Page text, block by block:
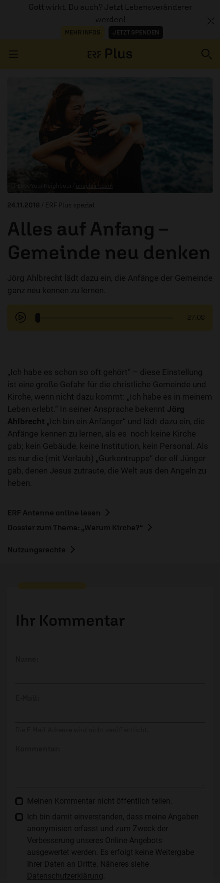
Gott wirkt. Du auch? Jetzt Lebensveränderer
werden!
MEHR INFOS JETZT SPENDEN
24.11.2018 / ERF Plus spezial
Alles auf Anfang –
Gemeinde neu denken
Jörg Ahlbrecht lädt dazu ein, die Anfänge der Gemeinde
ganz neu kennen zu lernen.
27:08
„Ich habe es schon so oft gehört“ – diese Einstellung
ist eine große Gefahr für die christliche Gemeinde und
Kirche, wenn nicht dazu kommt: „Ich habe es in meinem
Leben erlebt.“ In seiner Ansprache bekennt Jörg
Ahlbrecht „Ich bin ein Anfänger“ und lädt dazu ein, die
Anfänge kennen zu lernen, als es noch keine Kirche
gab; kein Gebäude, keine Institution, kein Personal. Als
es nur die (mit Verlaub) „Gurkentruppe“ der elf Jünger
gab, denen Jesus zutraute, die Welt aus den Angeln zu
heben.
ERF Antenne online lesen
Dossier zum Thema: „Warum Kirche?“
Nutzungsrechte
Ihr Kommentar
Meinen Kommentar nicht öffentlich teilen.
Ich bin damit einverstanden, dass meine Angaben
anonymisiert erfasst und zum Zweck der
Verbesserung unseres Online-Angebots
ausgewertet werden. Es erfolgt keine Weitergabe
Ihrer Daten an Dritte. Näheres siehe
Datenschutzerklärung